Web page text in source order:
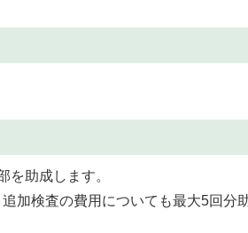
を助成します。
加検査の費用についても最大5回分